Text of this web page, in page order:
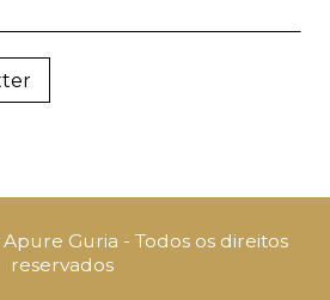
Guria - Todos os direitos
reservados